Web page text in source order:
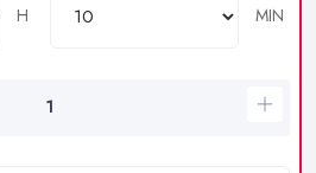
H
MIN